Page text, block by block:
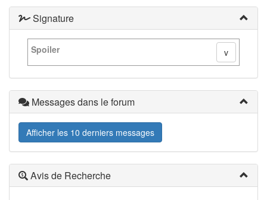
Signature
Spoiler
Messages dans le forum
Afficher les 10 derniers messages
Avis de Recherche